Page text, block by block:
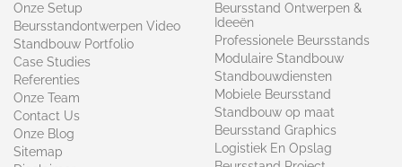
Onze Setup
Beursstandontwerpen Video
Standbouw Portfolio
Case Studies
Referenties
Onze Team
Contact Us
Onze Blog
Sitemap
Beursstand Ontwerpen &
Ideeën
Professionele Beursstands
Modulaire Standbouw
Standbouwdiensten
Mobiele Beursstand
Standbouw op maat​
Beursstand Graphics
Logistiek En Opslag